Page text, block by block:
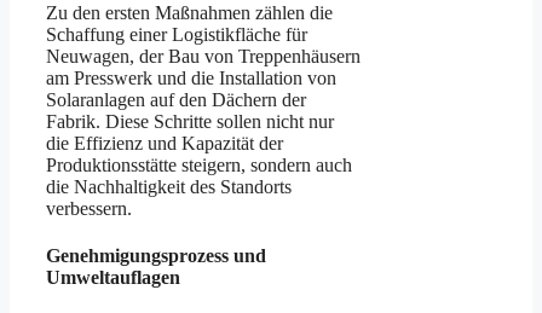
Zu den ersten Maßnahmen zählen die
Schaffung einer Logistikfläche für
Neuwagen, der Bau von Treppenhäusern
am Presswerk und die Installation von
Solaranlagen auf den Dächern der
Fabrik. Diese Schritte sollen nicht nur
die Effizienz und Kapazität der
Produktionsstätte steigern, sondern auch
die Nachhaltigkeit des Standorts
verbessern.
Genehmigungsprozess und
Umweltauflagen